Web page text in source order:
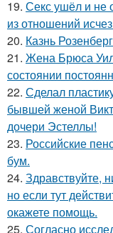
19. Секс ушёл и не
из отношений
20. Казнь
21. Жена Брюса
состоянии
22. Сделал
бывшей женой
дочери Эстеллы!
23. Российские
бум.
24. Здравствуйте,
но если тут
окажете помощь.
25. Согласно